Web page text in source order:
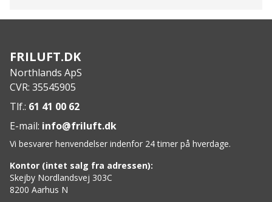
Yderstof: 100% Polyester
Fyld: 100% Polyester
Skyllemiddel må ikke anvendes
Vaskes med vrangen ud
Vaskes separat
FRILUFT.DK
Northlands ApS
CVR: 35545905
Tlf.: 61 41 00 62
E-mail: info@friluft.dk
Vi besvarer henvendelser indenfor 24 timer på hverdage.
Kontor (intet salg fra adressen):
Skejby Nordlandsvej 303C
8200 Aarhus N